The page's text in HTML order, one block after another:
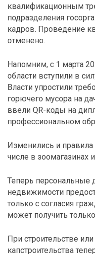
квалификационным
подразделения
кадров. Проведение
отменено.
Напомним, с 1 марта
области вступили в
Власти упростили
горючего мусора на
ввели QR-коды на
профессиональном
Изменились и
числе в зоомагазинах
Теперь персональные
недвижимости
только с согласия
может получить
При строительстве
капстроительства